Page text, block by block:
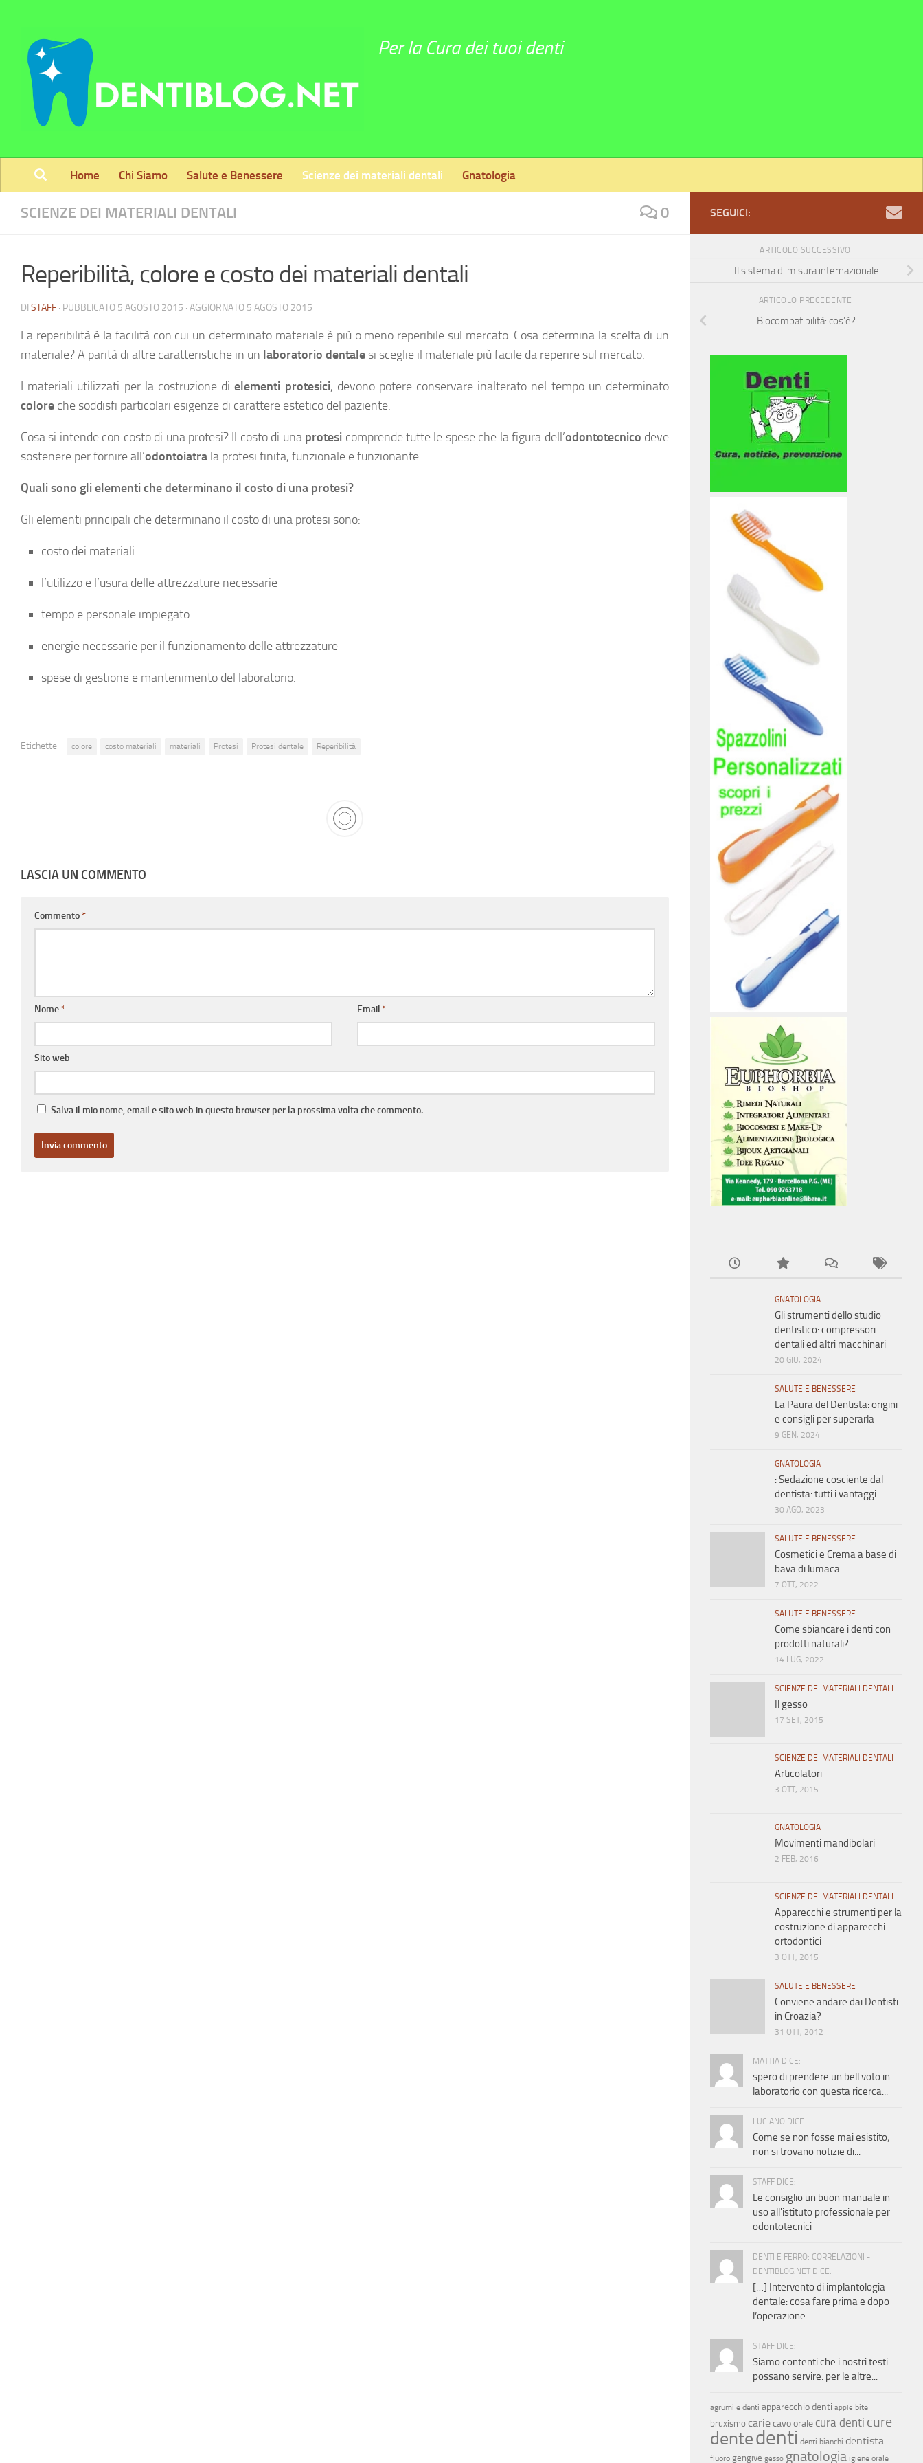
Per la Cura dei tuoi denti
Home Chi Siamo Salute e Benessere Scienze dei materiali dentali Gnatologia
SCIENZE DEI MATERIALI DENTALI 0
Reperibilità, colore e costo dei materiali dentali
DI STAFF · PUBBLICATO 5 AGOSTO 2015 · AGGIORNATO 5 AGOSTO 2015
La reperibilità è la facilità con cui un determinato materiale è più o meno reperibile sul mercato. Cosa determina la scelta di un
materiale? A parità di altre caratteristiche in un laboratorio dentale si sceglie il materiale più facile da reperire sul mercato.
I materiali utilizzati per la costruzione dielementi protesici, devono potere conservare inalterato nel tempo un determinato
colore che soddisfi particolari esigenze di carattere estetico del paziente.
Cosa si intende con costo di una protesi? Il costo di una protesi comprende tutte le spese che la figura dell’odontotecnico deve
sostenere per fornire all’odontoiatra la protesi finita, funzionale e funzionante.
Quali sono gli elementi che determinano il costo di una protesi?
Gli elementi principali che determinano il costo di una protesi sono:
costo dei materiali
l’utilizzo e l’usura delle attrezzature necessarie
tempo e personale impiegato
energie necessarie per il funzionamento delle attrezzature
spese di gestione e mantenimento del laboratorio.
Etichette: colore costo materiali materiali Protesi Protesi dentale Reperibilità
LASCIA UN COMMENTO
Commento*
Nome* Email*
Sito web
Salva il mio nome, email e sito web in questo browser per la prossima volta che commento.
SEGUICI:
ARTICOLO SUCCESSIVO
Il sistema di misura internazionale
ARTICOLO PRECEDENTE
Biocompatibilità: cos’è?
GNATOLOGIA
Gli strumenti dello studio
dentistico: compressori
dentali ed altri macchinari
20 GIU, 2024
SALUTE E BENESSERE
La Paura del Dentista: origini
e consigli per superarla
9 GEN, 2024
GNATOLOGIA
: Sedazione cosciente dal
dentista: tutti i vantaggi
30 AGO, 2023
SALUTE E BENESSERE
Cosmetici e Crema a base di
bava di lumaca
7 OTT, 2022
SALUTE E BENESSERE
Come sbiancare i denti con
prodotti naturali?
14 LUG, 2022
SCIENZE DEI MATERIALI DENTALI
Il gesso
17 SET, 2015
SCIENZE DEI MATERIALI DENTALI
Articolatori
3 OTT, 2015
GNATOLOGIA
Movimenti mandibolari
2 FEB, 2016
SCIENZE DEI MATERIALI DENTALI
Apparecchi e strumenti per la
costruzione di apparecchi
ortodontici
3 OTT, 2015
SALUTE E BENESSERE
Conviene andare dai Dentisti
in Croazia?
31 OTT, 2012
MATTIA DICE:
spero di prendere un bell voto in
laboratorio con questa ricerca...
LUCIANO DICE:
Come se non fosse mai esistito;
non si trovano notizie di...
STAFF DICE:
Le consiglio un buon manuale in
uso all'istituto professionale per
odontotecnici
DENTI E FERRO: CORRELAZIONI -
DENTIBLOG.NET DICE:
[…] Intervento di implantologia
dentale: cosa fare prima e dopo
l’operazione...
STAFF DICE:
Siamo contenti che i nostri testi
possano servire: per le altre...
agrumi e denti apparecchio denti apple bite
bruxismo cariecavo orale cura denti cure
dentedenti denti bianchi dentista
fluoro gengive gesso gnatologia igiene orale